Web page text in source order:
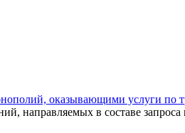
оказывающими услуги по
направляемых в составе